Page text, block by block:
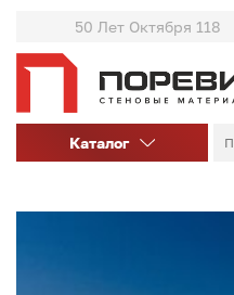
50 Лет Октября 118
Каталог